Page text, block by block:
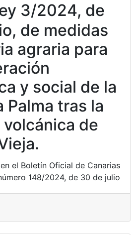
3/2024, de
de medidas
agraria para
y social de la
Palma tras la
de
el Boletín Oficial de Canarias
148/2024, de 30 de julio